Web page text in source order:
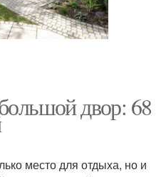
двор: 68
место для отдыха, но и